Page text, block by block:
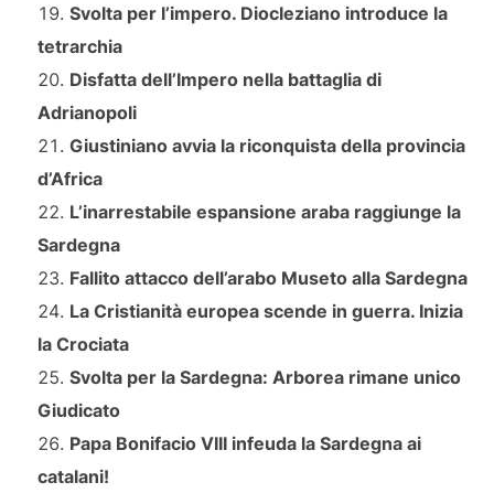
Svolta per l’impero. Diocleziano introduce la
tetrarchia
Disfatta dell’Impero nella battaglia di
Adrianopoli
Giustiniano avvia la riconquista della provincia
d’Africa
L’inarrestabile espansione araba raggiunge la
Sardegna
Fallito attacco dell’arabo Museto alla Sardegna
La Cristianità europea scende in guerra. Inizia
la Crociata
Svolta per la Sardegna: Arborea rimane unico
Giudicato
Papa Bonifacio VIII infeuda la Sardegna ai
catalani!